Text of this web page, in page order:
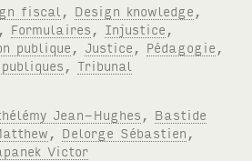
fiscal , Design knowledge ,
, Formulaires , Injustice ,
publique , Justice , Pédagogie ,
,Tribunal
Jean-Hughes , Bastide
, Delorge Sébastien ,
Victor